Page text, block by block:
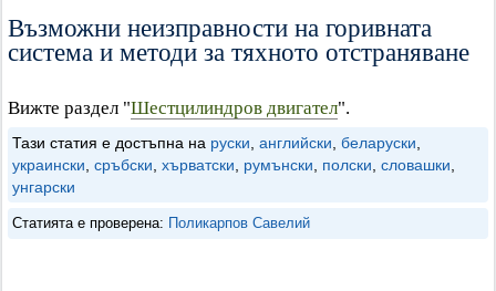
Възможни неизправности на горивната
система и методи за тяхното отстраняване
Вижте раздел "Шестцилиндров двигател".
Тази статия е достъпна на руски английски беларуски
украински сръбски хърватски румънски полски словашки
унгарски
Статията е проверена: Поликарпов Савелий